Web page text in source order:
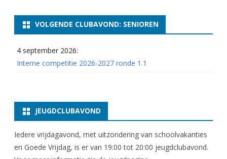
VOLGENDE CLUBAVOND: SENIOREN
4 september 2026:
Interne competitie 2026-2027 ronde 1.1
JEUGDCLUBAVOND
Iedere vrijdagavond, met uitzondering van schoolvakanties
en Goede Vrijdag, is er van 19:00 tot 20:00 jeugdclubavond.